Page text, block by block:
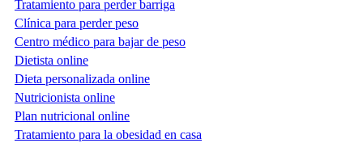
Tratamiento para perder barriga
Clínica para perder peso
Centro médico para bajar de peso
Dietista online
Dieta personalizada online
Nutricionista online
Plan nutricional online
Tratamiento para la obesidad en casa